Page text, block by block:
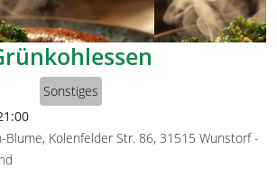
Sonstiges
Blume, Kolenfelder Str. 86, 31515 Wunstorf-